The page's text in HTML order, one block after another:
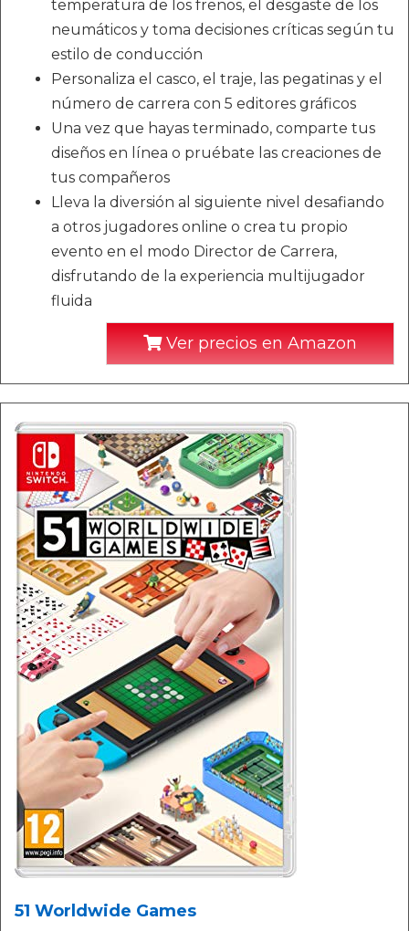
temperatura de los frenos, el desgaste de los
neumáticos y toma decisiones críticas según tu
estilo de conducción
Personaliza el casco, el traje, las pegatinas y el
número de carrera con 5 editores gráficos
Una vez que hayas terminado, comparte tus
diseños en línea o pruébate las creaciones de
tus compañeros
Lleva la diversión al siguiente nivel desafiando
a otros jugadores online o crea tu propio
evento en el modo Director de Carrera,
disfrutando de la experiencia multijugador
fluida
Ver precios en Amazon
51 Worldwide Games